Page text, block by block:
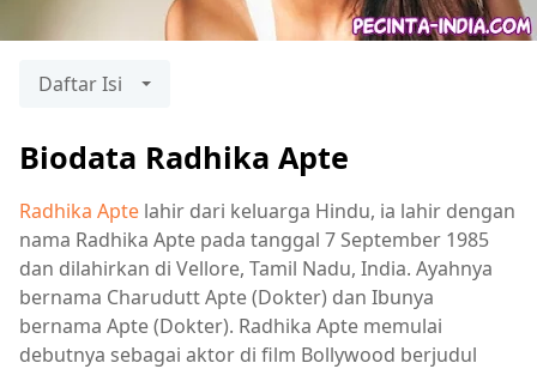
Daftar Isi
Biodata Radhika Apte
Radhika Apte lahir dari keluarga Hindu, ia lahir dengan
nama Radhika Apte pada tanggal 7 September 1985
dan dilahirkan di Vellore, Tamil Nadu, India. Ayahnya
bernama Charudutt Apte (Dokter) dan Ibunya
bernama Apte (Dokter). Radhika Apte memulai
debutnya sebagai aktor di film Bollywood berjudul